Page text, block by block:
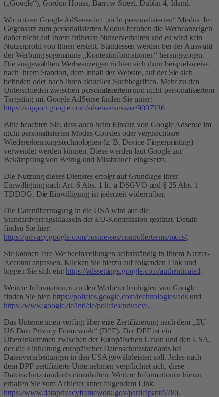
(„Google“), Gordon House, Barrow Street, Dublin 4, Irland.
Wir nutzen Google AdSense im „nicht-personalisierten“ Modus. Im
Gegensatz zum personalisierten Modus beruhen die Werbeanzeigen
daher nicht auf Ihrem früheren Nutzerverhalten und es wird kein
Nutzerprofil von Ihnen erstellt. Stattdessen werden bei der Auswahl
der Werbung sogenannte „Kontextinformationen“ herangezogen.
Die ausgewählten Werbeanzeigen richten sich dann beispielsweise
nach Ihrem Standort, dem Inhalt der Website, auf der Sie sich
befinden oder nach Ihren aktuellen Suchbegriffen. Mehr zu den
Unterschieden zwischen personalisiertem und nicht-personalisiertem
Targeting mit Google AdSense finden Sie unter:
https://support.google.com/adsense/answer/9007336.
Bitte beachten Sie, dass auch beim Einsatz von Google Adsense im
nicht-personalisierten Modus Cookies oder vergleichbare
Wiedererkennungstechnologien (z. B. Device-Fingerprinting)
verwendet werden können. Diese werden laut Google zur
Bekämpfung von Betrug und Missbrauch eingesetzt.
Die Nutzung dieses Dienstes erfolgt auf Grundlage Ihrer
Einwilligung nach Art. 6 Abs. 1 lit. a DSGVO und § 25 Abs. 1
TDDDG. Die Einwilligung ist jederzeit widerrufbar.
Die Datenübertragung in die USA wird auf die
Standardvertragsklauseln der EU-Kommission gestützt. Details
finden Sie hier:
https://privacy.google.com/businesses/controllerterms/mccs/.
Sie können Ihre Werbeeinstellungen selbstständig in Ihrem Nutzer-
Account anpassen. Klicken Sie hierzu auf folgenden Link und
loggen Sie sich ein: https://adssettings.google.com/authenticated.
Weitere Informationen zu den Werbetechnologien von Google
finden Sie hier: https://policies.google.com/technologies/ads und
https://www.google.de/intl/de/policies/privacy/.
Das Unternehmen verfügt über eine Zertifizierung nach dem „EU-
US Data Privacy Framework“ (DPF). Der DPF ist ein
Übereinkommen zwischen der Europäischen Union und den USA,
der die Einhaltung europäischer Datenschutzstandards bei
Datenverarbeitungen in den USA gewährleisten soll. Jedes nach
dem DPF zertifizierte Unternehmen verpflichtet sich, diese
Datenschutzstandards einzuhalten. Weitere Informationen hierzu
erhalten Sie vom Anbieter unter folgendem Link:
https://www.dataprivacyframework.gov/participant/5780.